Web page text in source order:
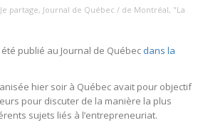
Je partage, Journal de Québec / de Montréal, "La
été publié au Journal de Québec dans la
hier soir à Québec avait pour objectif
pour discuter de la manière la plus
sujets liés à l’entrepreneuriat.